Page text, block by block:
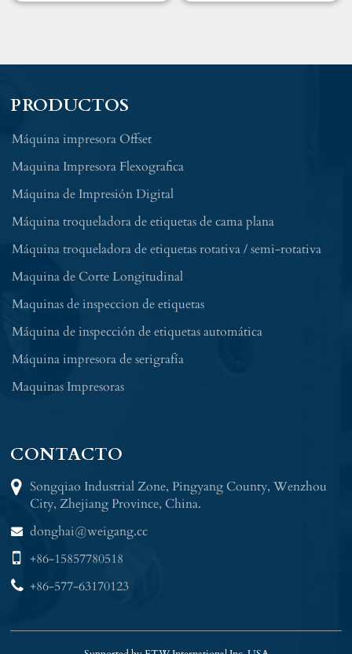
PRODUCTOS
Máquina impresora Offset
Maquina Impresora Flexografica
Máquina de Impresión Digital
Máquina troqueladora de etiquetas de cama plana
Máquina troqueladora de etiquetas rotativa / semi-rotativa
Maquina de Corte Longitudinal
Maquinas de inspeccion de etiquetas
Máquina de inspección de etiquetas automática
Máquina impresora de serigrafía
Maquinas Impresoras
CONTACTO
Songqiao Industrial Zone, Pingyang County, Wenzhou
City, Zhejiang Province, China.
donghai@weigang.cc
+86-15857780518
+86-577-63170123